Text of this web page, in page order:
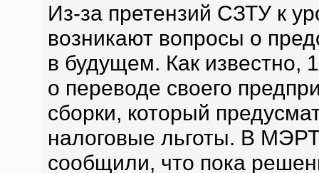
Из-за претензий СЗТУ к
возникают вопросы о
в будущем. Как известно,
о переводе своего
сборки, который
налоговые льготы. В
сообщили, что пока